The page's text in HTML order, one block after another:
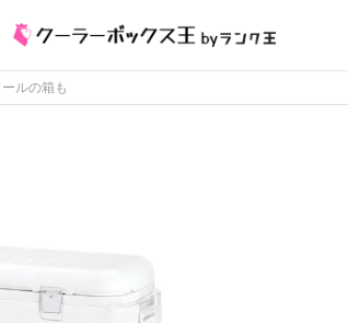
ルの箱も